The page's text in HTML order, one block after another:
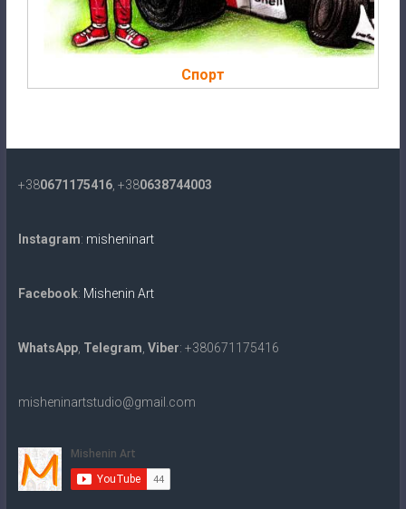
Спорт
+380671175416, +380638744003
Instagram: misheninart
Facebook: Mishenin Art
WhatsApp, Telegram, Viber: +380671175416
misheninartstudio@gmail.com